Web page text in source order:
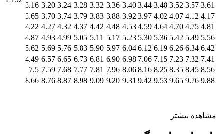
3.61
3.57
3.52
3.48
3.44
3.40
3.36
3.32
3.28
3.24
3.20
3.16
4.17
4.12
4.07
4.02
3.97
3.92
3.88
3.83
3.79
3.74
3.70
3.65
4.81
4.75
4.70
4.64
4.59
4.53
4.48
4.42
4.37
4.32
4.27
4.22
5.56
5.49
5.42
5.36
5.30
5.23
5.17
5.11
5.05
4.99
4.93
4.87
6.42
6.34
6.26
6.19
6.12
6.04
5.97
5.90
5.83
5.76
5.69
5.62
7.41
7.32
7.23
7.15
7.06
6.98
6.90
6.81
6.73
6.65
6.57
4.49
8.56
8.45
8.35
8.25
8.16
8.06
7.96
7.81
7.77
7.68
7.59
7.5
9.88
9.76
9.65
9.53
9.42
9.31
9.20
9.09
8.98
8.87
8.76
8.66
مشاهده بیشتر